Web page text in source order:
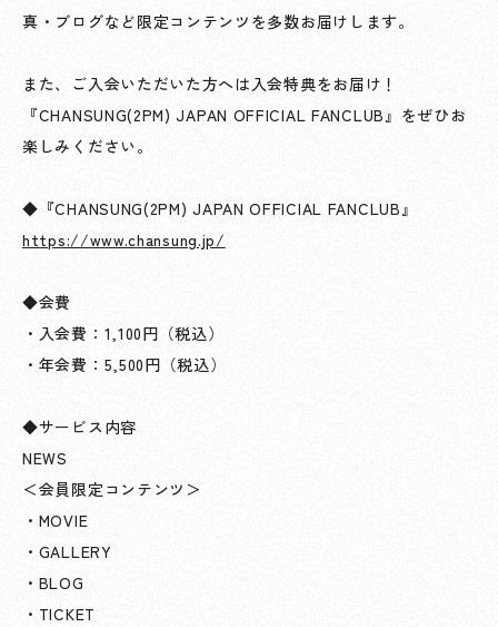
真・ブログなど限定コンテンツを多数お届けします。
また、ご入会いただいた方へは入会特典をお届け！
『CHANSUNG(2PM) JAPAN OFFICIAL FANCLUB』をぜひお
楽しみください。
◆『CHANSUNG(2PM) JAPAN OFFICIAL FANCLUB』
https://www.chansung.jp/
◆会費
・入会費：1,100円（税込）
・年会費：5,500円（税込）
◆サービス内容
NEWS
＜会員限定コンテンツ＞
・MOVIE
・GALLERY
・BLOG
・TICKET